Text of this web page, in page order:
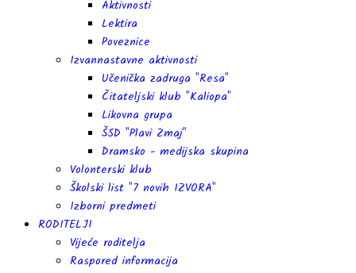
Aktivnosti
Lektira
Poveznice
Izvannastavne aktivnosti
Učenička zadruga "Resa"
Čitateljski klub "Kaliopa"
Likovna grupa
ŠSD "Plavi Zmaj"
Dramsko - medijska skupina
Volonterski klub
Školski list "7 novih IZVORA"
Izborni predmeti
RODITELJI
Vijeće roditelja
Raspored informacija